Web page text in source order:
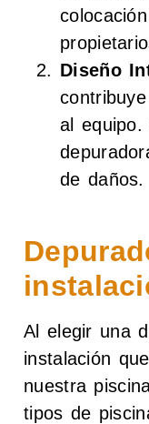
Diseño
al
de daños.
Al elegir una
instalación
nuestra
tipos de